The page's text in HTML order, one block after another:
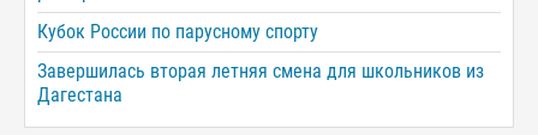
Кубок России по парусному спорту
Завершилась вторая летняя смена для школьников из
Дагестана